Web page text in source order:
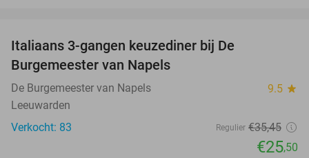
Italiaans 3-gangen keuzediner bij De
Burgemeester van Napels
De Burgemeester van Napels 9.5 star
Leeuwarden
Verkocht: 83
Regulier €35,45
€25,50